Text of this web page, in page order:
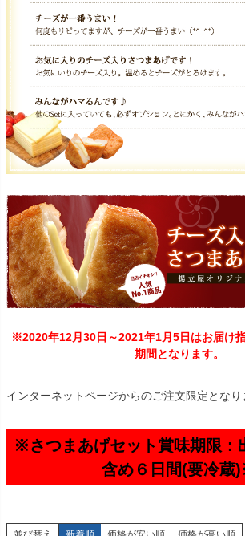
※2020年12月30日～2021年1月5日はお届け
期間となります。
インターネットページからのご注文限定となり
※さつまあげセット賞味期限：
含め６日間(要冷蔵